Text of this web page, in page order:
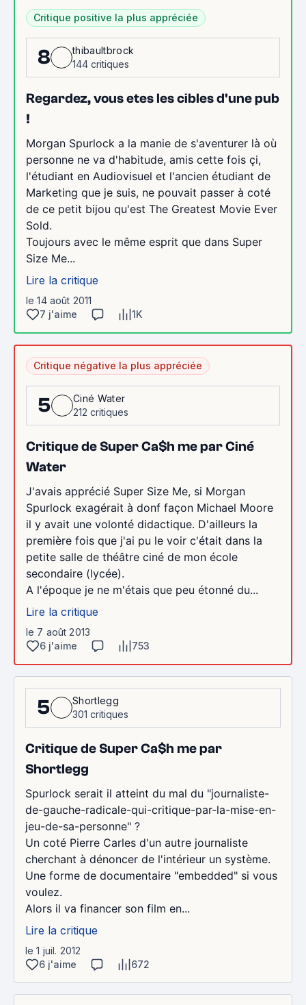
Critique positive la plus appréciée
8
thibaultbrock
144 critiques
Regardez, vous etes les cibles d'une pub
!
Morgan Spurlock a la manie de s'aventurer là où
personne ne va d'habitude, amis cette fois çi,
l'étudiant en Audiovisuel et l'ancien étudiant de
Marketing que je suis, ne pouvait passer à coté
de ce petit bijou qu'est The Greatest Movie Ever
Sold.
Toujours avec le même esprit que dans Super
Size Me...
Lire la critique
le 14 août 2011
7 j'aime
1K
Critique négative la plus appréciée
5
Ciné Water
212 critiques
Critique de Super Ca$h me par Ciné
Water
J'avais apprécié Super Size Me, si Morgan
Spurlock exagérait à donf façon Michael Moore
il y avait une volonté didactique. D'ailleurs la
première fois que j'ai pu le voir c'était dans la
petite salle de théâtre ciné de mon école
secondaire (lycée).
A l'époque je ne m'étais que peu étonné du...
Lire la critique
le 7 août 2013
6 j'aime
753
5
Shortlegg
301 critiques
Critique de Super Ca$h me par
Shortlegg
Spurlock serait il atteint du mal du "journaliste-
de-gauche-radicale-qui-critique-par-la-mise-en-
jeu-de-sa-personne" ?
Un coté Pierre Carles d'un autre journaliste
cherchant à dénoncer de l'intérieur un système.
Une forme de documentaire "embedded" si vous
voulez.
Alors il va financer son film en...
Lire la critique
le 1 juil. 2012
6 j'aime
672